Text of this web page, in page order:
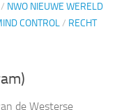
/ NWO NIEUWE WERELD
CONTROL/ RECHT
de Westerse